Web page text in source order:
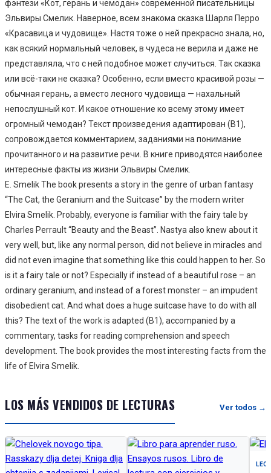
фэнтези «Кот, герань и чемодан» современной писательницы
Эльвиры Смелик. Наверное, всем знакома сказка Шарля Перро
«Красавица и чудовище». Настя тоже о ней прекрасно знала, но,
как всякий нормальный человек, в чудеса не верила и даже не
представляла, что с ней подобное может случиться. Так сказка
или всё-таки не сказка? Особенно, если вместо красивой розы —
обычная герань, а вместо лесного чудовища — нахальный
непослушный кот. И какое отношение ко всему этому имеет
огромный чемодан? Текст произведения адаптирован (В1),
сопровождается комментарием, заданиями на понимание
прочитанного и на развитие речи. В книге приводятся наиболее
интересные факты из жизни Эльвиры Смелик.
E. SmelikThe book presents a story in the genre of urban fantasy
“The Cat, the Geranium and the Suitcase” by the modern writer
Elvira Smelik. Probably, everyone is familiar with the fairy tale by
Charles Perrault “Beauty and the Beast”. Nastya also knew about it
very well, but, like any normal person, did not believe in miracles and
did not even imagine that something like this could happen to her. So
is it a fairy tale or not? Especially if instead of a beautiful rose – an
ordinarygeranium, and instead of a forest monster – an impudent
disobedient cat. And whatdoes a huge suitcase have to do with all
this? The text of the work is adapted (B1), accompanied by a
commentary, tasks forreading comprehension and speech
development. The book provides the most interesting facts from the
life of Elvira Smelik.
LOS MÁS VENDIDOS DE LECTURAS Ver todos →